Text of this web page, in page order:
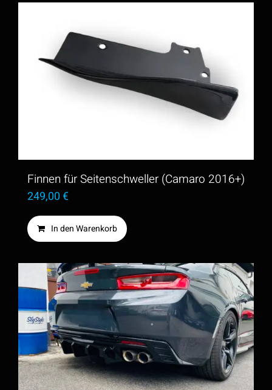
Finnen für Seitenschweller (Camaro 2016+)
249,00€
In den Warenkorb